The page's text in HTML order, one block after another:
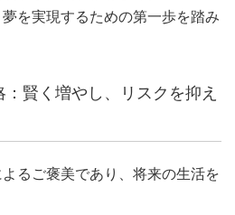
を実現するための第一歩を踏み
賢く増やし、リスクを抑え
るご褒美であり、将来の生活を